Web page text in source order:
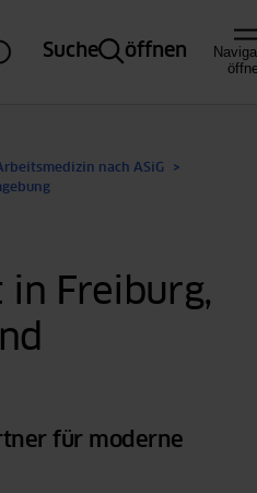
Suche öffnen
nach ASiG
in Freiburg,
für moderne